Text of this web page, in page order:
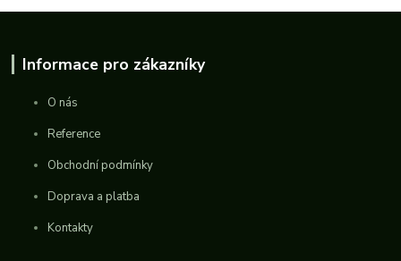
Informace pro zákazníky
O nás
Reference
Obchodní podmínky
Doprava a platba
Kontakty